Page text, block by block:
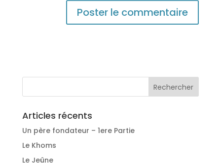
Articles récents
Un père fondateur – 1ere Partie
Le Khoms
Le Jeûne